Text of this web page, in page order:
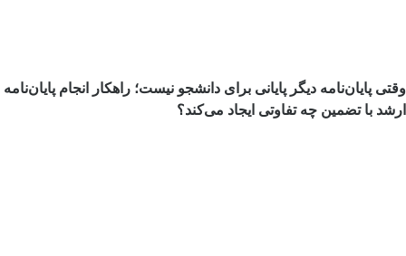
پایان‌نامه دیگر پایانی برای دانشجو نیست؛ راهکار انجام پایان‌نامه
با تضمین چه تفاوتی ایجاد می‌کند؟